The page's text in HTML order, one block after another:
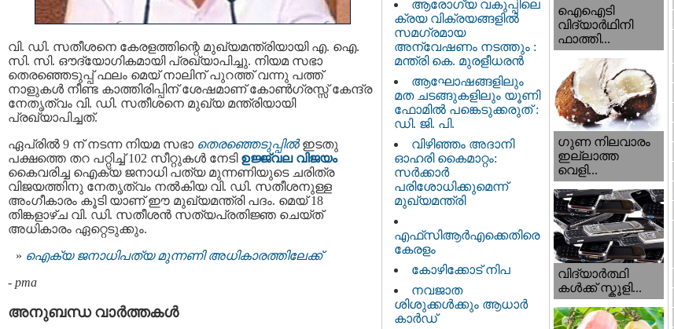
വി. ഡി. സതീശനെ കേരളത്തിന്റെ മുഖ്യമന്ത്രിയായി എ. ഐ.
സി. സി. ഔദ്യോഗികമായി പ്രഖ്യാപിച്ചു. നിയമ സഭാ
തെരഞ്ഞെടുപ്പ് ഫലം മെയ് നാലിന് പുറത്ത് വന്നു പത്ത്
നാളുകൾ നീണ്ട കാത്തിരിപ്പിന് ശേഷമാണ് കോൺഗ്രസ്സ് കേന്ദ്ര
നേതൃത്വം വി. ഡി. സതീശനെ മുഖ്യ മന്ത്രിയായി
പ്രഖ്യാപിച്ചത്.
ഏപ്രിൽ 9 ന് നടന്ന നിയമ സഭാ തെരഞ്ഞെടുപ്പിൽ ഇടതു
പക്ഷത്തെ തറ പറ്റിച്ച് 102 സീറ്റുകൾ നേടി ഉജ്ജ്വല വിജയം
കൈവരിച്ച ഐക്യ ജനാധി പത്യ മുന്നണിയുടെ ചരിത്ര
വിജയത്തിനു നേതൃത്വം നൽകിയ വി. ഡി. സതീശനുള്ള
അംഗീകാരം കൂടി യാണ് ഈ മുഖ്യമന്ത്രി പദം. മെയ് 18
തിങ്കളാഴ്ച വി. ഡി. സതീശന്‍ സത്യപ്രതിജ്ഞ ചെയ്ത്
അധികാരം ഏറ്റെടുക്കും.
ഐക്യ ജനാധിപത്യ മുന്നണി അധികാരത്തിലേക്ക്
- pma
അനുബന്ധ വാര്‍ത്തകള്‍
ആരോഗ്യ വകുപ്പിലെ
ക്രയ വിക്രയങ്ങളിൽ
സമഗ്രമായ
അന്വേഷണം നടത്തും :
മന്ത്രി കെ. മുരളീധരൻ
ആഘോഷങ്ങളിലും
മത ചടങ്ങുകളിലും യൂണി
ഫോമിൽ പങ്കെടുക്കരുത് :
ഡി. ജി. പി.
വിഴിഞ്ഞം അദാനി
ഓഹരി കൈമാറ്റം:
സർക്കാർ
പരിശോധിക്കുമെന്ന്
മുഖ്യമന്ത്രി
എഫ്‌സിആർഎക്കെതിരെ
കേരളം
കോഴിക്കോട് നിപ
നവജാത
ശിശുക്കള്‍ക്കും ആധാര്‍
കാര്‍ഡ്
ഐഐടി
വിദ്യാര്‍ഥിനി
ഫാത്തി...
ഗുണ നിലവാരം
ഇല്ലാത്ത
വെളി...
വിദ്യാർത്ഥി
കൾക്ക് സ്കൂളി...